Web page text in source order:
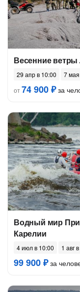
Весенние ветры
29 апр в 10:00
7
от74 900 ₽за
Водный мир
Карелии
4 июл в 10:00 1 авг
99 900 ₽за